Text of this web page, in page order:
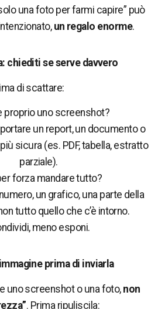
una foto per farmi capire” può
un regalo enorme.
chiediti se serve davvero
di scattare:
proprio uno screenshot?
un report, un documento o
sicura (es. PDF, tabella, estratto
parziale).
forza mandare tutto?
un grafico, una parte della
tutto quello che c’è intorno.
meno esponi.
prima di inviarla
uno screenshot o una foto, non
. Prima ripuliscila: